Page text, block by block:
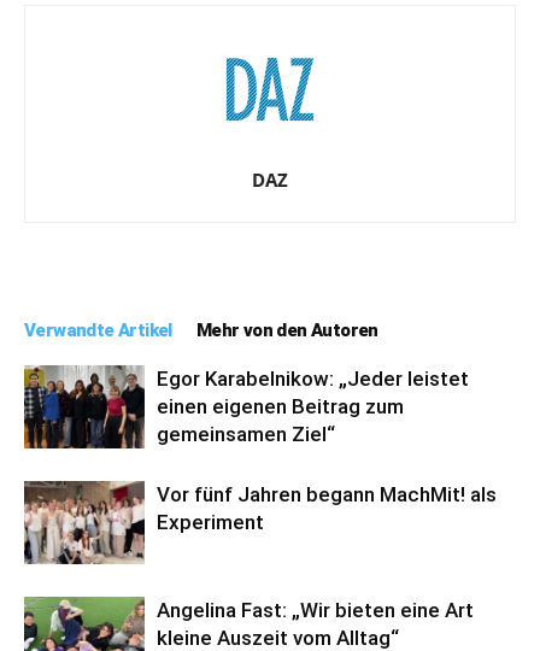
DAZ
Verwandte Artikel Mehr von den Autoren
Egor Karabelnikow: „Jeder leistet
einen eigenen Beitrag zum
gemeinsamen Ziel“
Vor fünf Jahren begann MachMit! als
Experiment
Angelina Fast: „Wir bieten eine Art
kleine Auszeit vom Alltag“